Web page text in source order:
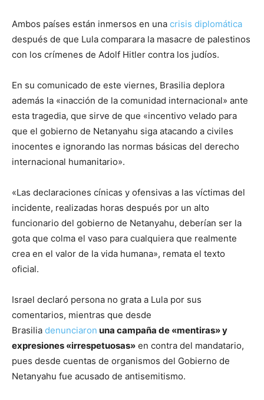
Ambos países están inmersos en una crisis diplomática
después de que Lula comparara la masacre de palestinos
con los crímenes de Adolf Hitler contra los judíos.
En su comunicado de este viernes, Brasilia deplora
además la «inacción de la comunidad internacional» ante
esta tragedia, que sirve de que «incentivo velado para
que el gobierno de Netanyahu siga atacando a civiles
inocentes e ignorando las normas básicas del derecho
internacional humanitario».
«Las declaraciones cínicas y ofensivas a las víctimas del
incidente, realizadas horas después por un alto
funcionario del gobierno de Netanyahu, deberían ser la
gota que colma el vaso para cualquiera que realmente
crea en el valor de la vida humana», remata el texto
oficial.
Israel declaró persona no grata a Lula por sus
comentarios, mientras que desde
Brasilia denunciaron una campaña de «mentiras» y
expresiones «irrespetuosas» en contra del mandatario,
pues desde cuentas de organismos del Gobierno de
Netanyahu fue acusado de antisemitismo.